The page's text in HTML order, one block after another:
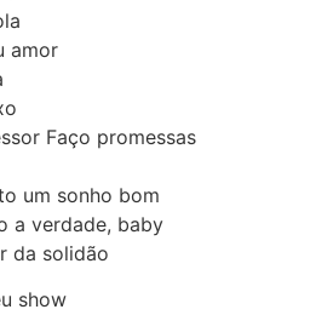
amor
Faço promessas
um sonho bom
a verdade, baby
da solidão
show